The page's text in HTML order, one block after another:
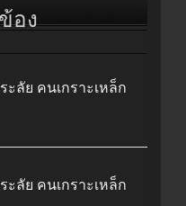
อง
ะลัย คนเกราะเหล็ก
ะลัย คนเกราะเหล็ก